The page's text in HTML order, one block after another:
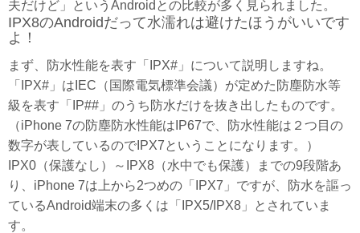
夫だけど」というAndroidとの比較が多く見られました。
IPX8のAndroidだって水濡れは避けたほうがいいです
よ！
まず、防水性能を表す「IPX#」について説明しますね。
「IPX#」はIEC（国際電気標準会議）が定めた防塵防水等
級を表す「IP##」のうち防水だけを抜き出したものです。
（iPhone 7の防塵防水性能はIP67で、防水性能は２つ目の
数字が表しているのでIPX7ということになります。）
IPX0（保護なし）～IPX8（水中でも保護）までの9段階あ
り、iPhone 7は上から2つめの「IPX7」ですが、防水を謳っ
ているAndroid端末の多くは「IPX5/IPX8」とされていま
す。